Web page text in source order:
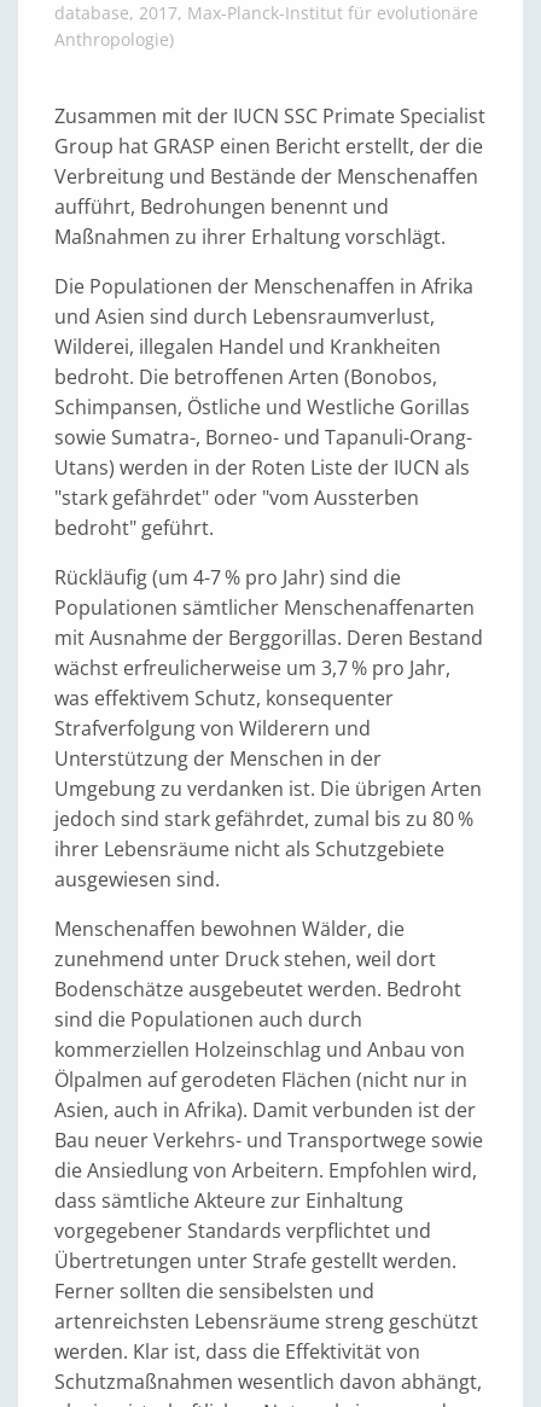
database, 2017, Max-Planck-Institut für evolutionäre
Anthropologie)
Zusammen mit der IUCN SSC Primate Specialist
Group hat GRASP einen Bericht erstellt, der die
Verbreitung und Bestände der Menschenaffen
aufführt, Bedrohungen benennt und
Maßnahmen zu ihrer Erhaltung vorschlägt.
Die Populationen der Menschenaffen in Afrika
und Asien sind durch Lebensraumverlust,
Wilderei, illegalen Handel und Krankheiten
bedroht. Die betroffenen Arten (Bonobos,
Schimpansen, Östliche und Westliche Gorillas
sowie Sumatra-, Borneo- und Tapanuli-Orang-
Utans) werden in der Roten Liste der IUCN als
"stark gefährdet" oder "vom Aussterben
bedroht" geführt.
Rückläufig (um 4-7 % pro Jahr) sind die
Populationen sämtlicher Menschenaffenarten
mit Ausnahme der Berggorillas. Deren Bestand
wächst erfreulicherweise um 3,7 % pro Jahr,
was effektivem Schutz, konsequenter
Strafverfolgung von Wilderern und
Unterstützung der Menschen in der
Umgebung zu verdanken ist. Die übrigen Arten
jedoch sind stark gefährdet, zumal bis zu 80 %
ihrer Lebensräume nicht als Schutzgebiete
ausgewiesen sind.
Menschenaffen bewohnen Wälder, die
zunehmend unter Druck stehen, weil dort
Bodenschätze ausgebeutet werden. Bedroht
sind die Populationen auch durch
kommerziellen Holzeinschlag und Anbau von
Ölpalmen auf gerodeten Flächen (nicht nur in
Asien, auch in Afrika). Damit verbunden ist der
Bau neuer Verkehrs- und Transportwege sowie
die Ansiedlung von Arbeitern. Empfohlen wird,
dass sämtliche Akteure zur Einhaltung
vorgegebener Standards verpflichtet und
Übertretungen unter Strafe gestellt werden.
Ferner sollten die sensibelsten und
artenreichsten Lebensräume streng geschützt
werden. Klar ist, dass die Effektivität von
Schutzmaßnahmen wesentlich davon abhängt,